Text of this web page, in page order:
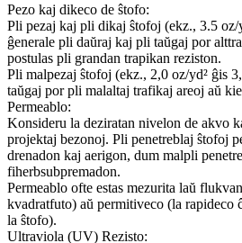
Pezo kaj dikeco de ŝtofo:
Pli pezaj kaj pli dikaj ŝtofoj (ekz., 3.5 oz/
ĝenerale pli daŭraj kaj pli taŭgaj por
postulas pli grandan trapikan reziston.
Pli malpezaj ŝtofoj (ekz., 2,0 oz/yd² ĝis
taŭgaj por pli malaltaj trafikaj areoj aŭ
Permeablo:
Konsideru la deziratan nivelon de akvo
projektaj bezonoj. Pli penetreblaj ŝtofoj
drenadon kaj aerigon, dum malpli
fiherbsubpremadon.
Permeablo ofte estas mezurita laŭ
kvadratfuto) aŭ permitiveco (la rapideco
la ŝtofo).
Ultraviola (UV) Rezisto: